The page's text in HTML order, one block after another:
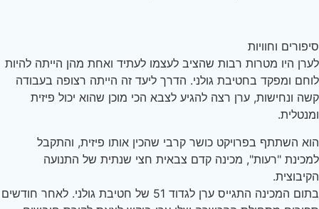
וחוויות
היו מטרות רבות שהציב לעצמו לעתיד ואחת מהן הייתה להיות
ומפקד בחטיבת גולני. הדרך ליעד זה הייתה רצופה בעבודה
ונחישות, ערן רצה להגיע לצבא הכי מוכן שהוא יכול פיזית
השתתף בפרויקט כושר קרבי שהכין אותו פיזית, והתקבל
"רעות", מכינה קדם צבאית חצי שנתית של התנועה
בתום המכינה התגייס ערן לגדוד 51 של חטיבת גולני. לאחר חודשים